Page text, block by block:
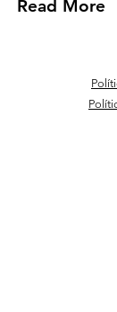
Read More